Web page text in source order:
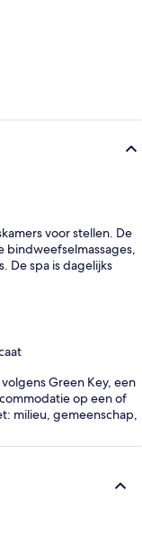
voor stellen. De
bindweefselmassages,
De spa is dagelijks
Green Key, een
op een of
milieu, gemeenschap,